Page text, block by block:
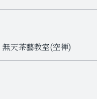
無天茶藝教室(空禅)